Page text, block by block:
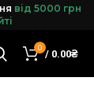
я від 5000 грн
0 / 0.00₴